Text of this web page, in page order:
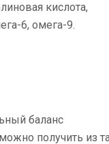
кислота,
6, омега-9.
баланс
получить из